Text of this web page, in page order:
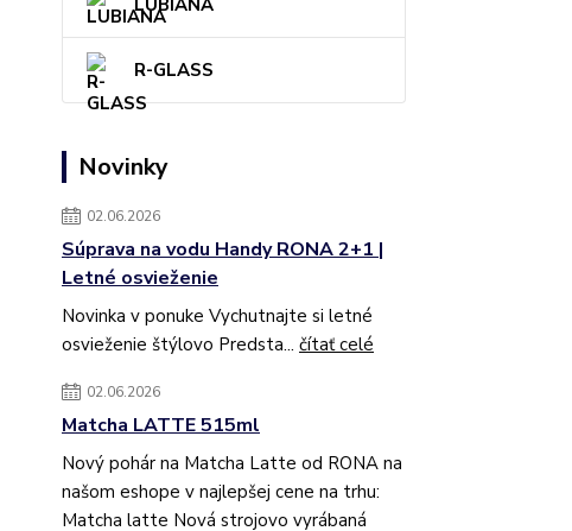
LUBIANA
R-GLASS
Novinky
02.06.2026
Súprava na vodu Handy RONA 2+1 |
Letné osvieženie
Novinka v ponuke Vychutnajte si letné
osvieženie štýlovo Predsta... čítať celé
02.06.2026
Matcha LATTE 515ml
Nový pohár na Matcha Latte od RONA na
našom eshope v najlepšej cene na trhu:
Matcha latte Nová strojovo vyrábaná